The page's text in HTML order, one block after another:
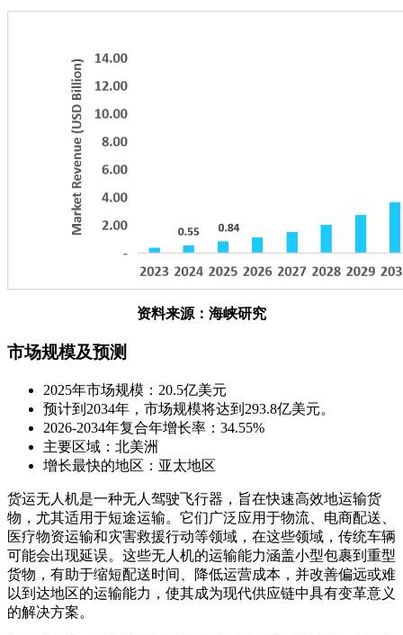
资料来源：海峡研究
市场规模及预测
2025年市场规模：20.5亿美元
预计到2034年，市场规模将达到293.8亿美元。
2026-2034年复合年增长率：34.55%
主要区域：北美洲
增长最快的地区：亚太地区
货运无人机是一种无人驾驶飞行器，旨在快速高效地运输货
物，尤其适用于短途运输。它们广泛应用于物流、电商配送、
医疗物资运输和灾害救援行动等领域，在这些领域，传统车辆
可能会出现延误。这些无人机的运输能力涵盖小型包裹到重型
货物，有助于缩短配送时间、降低运营成本，并改善偏远或难
以到达地区的运输能力，使其成为现代供应链中具有变革意义
的解决方案。